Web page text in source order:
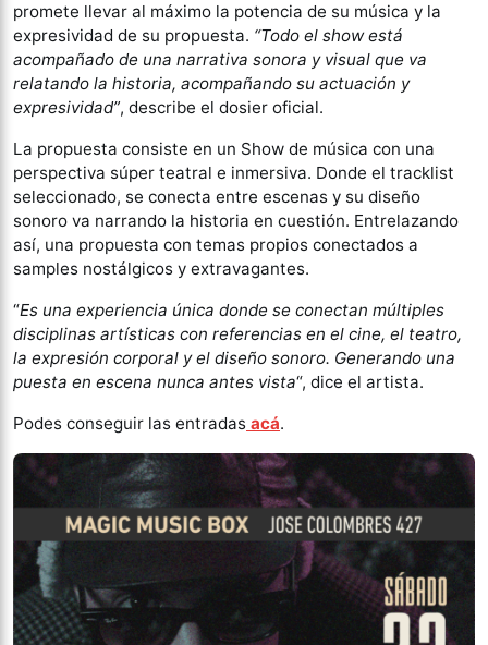
promete llevar al máximo la potencia de su música y la
expresividad de su propuesta. “Todo el show está
acompañado de una narrativa sonora y visual que va
relatando la historia, acompañando su actuación y
expresividad”, describe el dosier oficial.
La propuesta consiste en un Show de música con una
perspectiva súper teatral e inmersiva. Donde el tracklist
seleccionado, se conecta entre escenas y su diseño
sonoro va narrando la historia en cuestión. Entrelazando
así, una propuesta con temas propios conectados a
samples nostálgicos y extravagantes.
“Es una experiencia única donde se conectan múltiples
disciplinas artísticas con referencias en el cine, el teatro,
la expresión corporal y el diseño sonoro. Generando una
puesta en escena nunca antes vista“, dice el artista.
Podes conseguir las entradas acá.